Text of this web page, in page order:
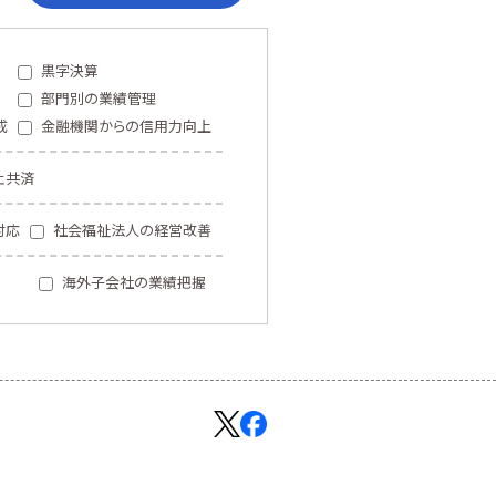
黒字決算
部門別の業績管理
金融機関からの信用力向上
共済
応 社会福祉法人の経営改善
海外子会社の業績把握